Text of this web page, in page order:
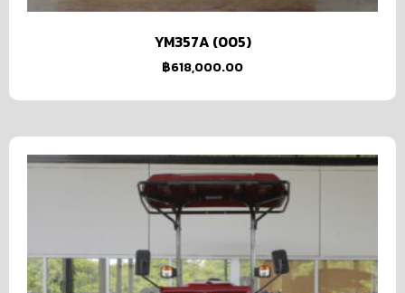
YM357A (005)
฿618,000.00